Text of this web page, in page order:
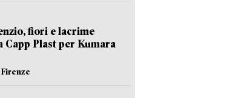
fiori e lacrime
Capp Plast per Kumara